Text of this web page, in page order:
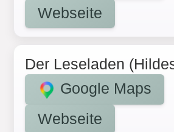
Webseite
Der Leseladen
Google Maps
Webseite